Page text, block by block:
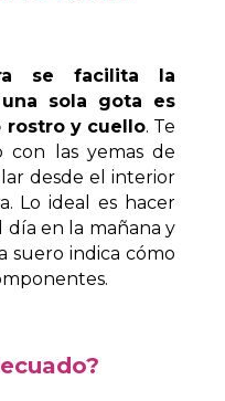
se facilita la
una sola gota es
rostro y cuello. Te
con las yemas de
desde el interior
Lo ideal es hacer
día en la mañana y
suero indica cómo